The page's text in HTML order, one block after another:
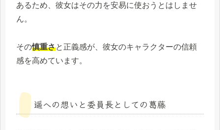
あるため、彼女はその力を安易に使おうとはしませ
ん。
その慎重さと正義感が、彼女のキャラクターの信頼
感を高めています。
遥への想いと委員長としての葛藤